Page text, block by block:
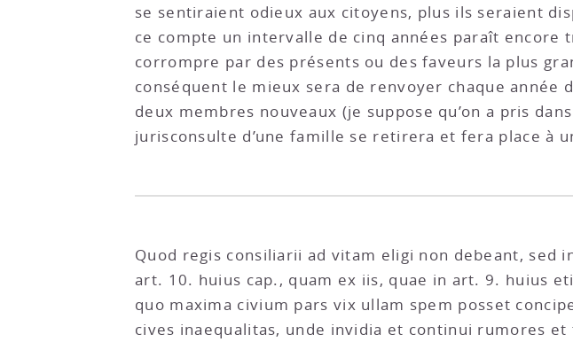
se sentiraient odieux aux citoyens, plus ils seraient
ce compte un intervalle de cinq années paraît
corrompre par des présents ou des faveurs la plus
conséquent le mieux sera de renvoyer chaque
deux membres nouveaux (je suppose qu’on a pris
jurisconsulte d’une famille se retirera et fera place à
Quod regis consiliarii ad vitam eligi non debeant, sed
art. 10. huius cap., quam ex iis, quae in art. 9. huius
quo maxima civium pars vix ullam spem posset
cives inaequalitas, unde invidia et continui rumores